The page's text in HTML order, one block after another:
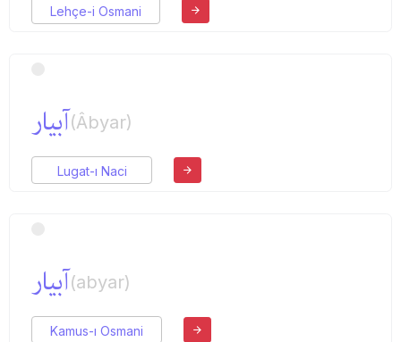
Lehçe-i Osmani
آبیار(Âbyar)
Lugat-ı Naci
آبیار(abyar)
Kamus-ı Osmani